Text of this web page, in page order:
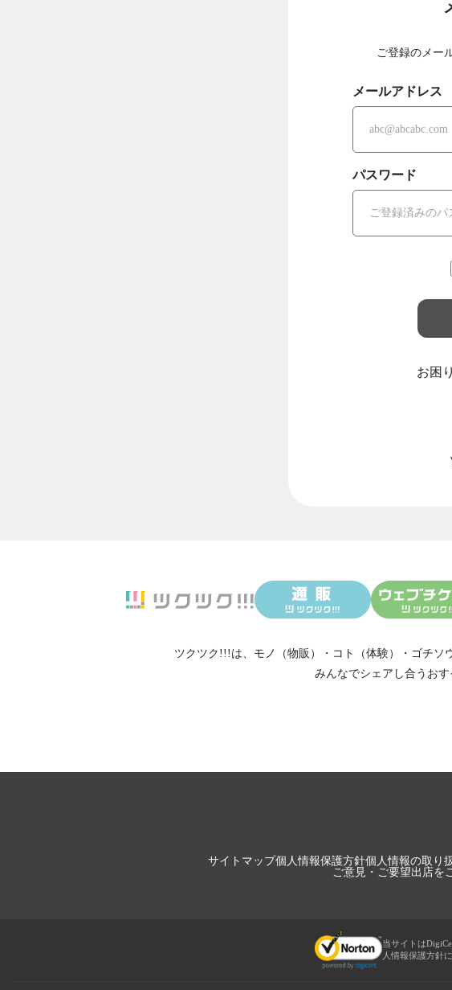
ご登録のメー
メールアドレス
パスワード
お困
ツクツク!!!は、 モノ（物販） ・ コト（体験） ・ ゴチソ
みんなでシェアし合う お
サイトマップ個人情報保護方針個人情報の取り
ご意見・ご要望出店を
当サイトは
人情報保護方針